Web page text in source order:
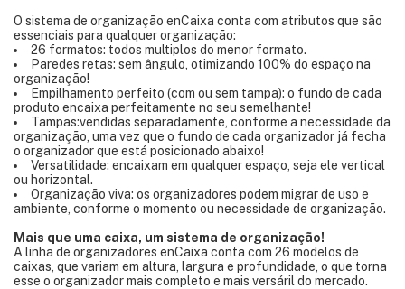
O sistema de organização enCaixa conta com atributos que são
essenciais para qualquer organização:
26 formatos: todos multiplos do menor formato.
Paredes retas: sem ângulo, otimizando 100% do espaço na
organização!
Empilhamento perfeito (com ou sem tampa): o fundo de cada
produto encaixa perfeitamente no seu semelhante!
Tampas:vendidas separadamente, conforme a necessidade da
organização, uma vez que o fundo de cada organizador já fecha
o organizador que está posicionado abaixo!
Versatilidade: encaixam em qualquer espaço, seja ele vertical
ou horizontal.
Organização viva: os organizadores podem migrar de uso e
ambiente, conforme o momento ou necessidade de organização.
Mais que uma caixa, um sistema de organização!
A linha de organizadores enCaixa conta com 26 modelos de
caixas, que variam em altura, largura e profundidade, o que torna
esse o organizador mais completo e mais versáril do mercado.